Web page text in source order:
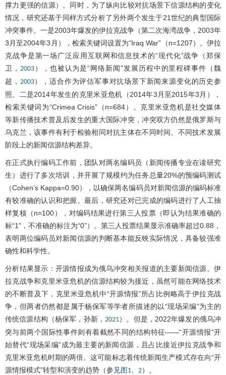
撑力更强的信源）。同时，为了纵向比较对抗场景下信源结构的变化
情况，研究还基于同样方式分析了另外两个发生于21世纪的典型国际
冲突事件。一是2003年爆发的伊拉克战争（第二次海湾战争，2003年
3月至2004年3月），检索关键词设置为“Iraq War”（n=1207）。伊拉
克战争是第一场广泛应用互联网和信息技术的“现代化”战争（郑保
卫， 2003），也被认为是“网络新闻”发展历程中的里程碑事件（魏
超， 2003），适合作为评估军事对抗场景下新闻来源变化的历史参
照。二是2014年发生的克里米亚危机（2014年3月至2015年3月），
检索关键词为“Crimea Crisis”（n=684）。克里米亚危机是社交媒体
等新传播技术普及后发生的重大国际冲突，冲突双方仍然是俄罗斯与
乌克兰，该事件有利于检验相同对抗主体在不同时间、不同技术发展
阶段上的新闻信源结构差异。
在正式执行编码工作前，团队对两名编码员（新闻传播专业在读研究
生）进行了多次培训，并开展了规模约为任务总量20%的预编码测试
（Cohen’s Kappa=0.90），以确保两名编码员对新闻信源的编码标准
有较准确的认识和把握。最后，研究还对已完成的编码进行了人工抽
样复核（n=100），对编码结果进行第三人投票（即认为结果准确的
标“1”，不准确的标注为“0”）。第三人投票结果显示准确率超过0.88，
表明两位编码员对新闻信源的判断基本能反映实际情况，具备较强准
确性和科学性。
分析结果显示：开源情报成为俄乌冲突相关报道的主要新闻信源。伊
拉克战争和克里米亚危机的信源结构较为接近，虽然可能在网络技术
的不断普及下，克里米亚危机中“开源情报”所占比例略高于伊拉克战
争，但两者仍然都是属于杨保军等学者所描述的以“现场采编”为主的
传统信源结构（杨保军，孙新， 2021）。但是，2022年爆发的俄乌冲
突与前两个国际性事件则有着截然不同的结构特征——“开源情报”开
始替代“现场采编”成为最主要的新闻信源，且占比接近伊拉克战争和
克里米亚危机时期的两倍。这可能标志着传统新闻生产模式存在向“开
源情报模式”转型和演变的趋势（参见图1 2）。